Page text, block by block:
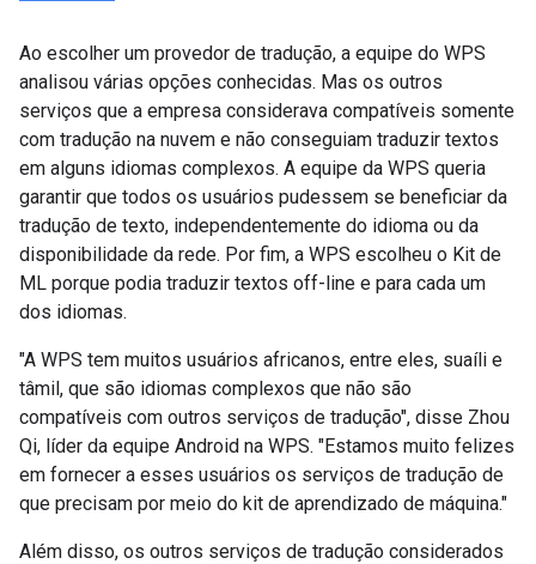
Ao escolher um provedor de tradução, a equipe do WPS
analisou várias opções conhecidas. Mas os outros
serviços que a empresa considerava compatíveis somente
com tradução na nuvem e não conseguiam traduzir textos
em alguns idiomas complexos. A equipe da WPS queria
garantir que todos os usuários pudessem se beneficiar da
tradução de texto, independentemente do idioma ou da
disponibilidade da rede. Por fim, a WPS escolheu o Kit de
ML porque podia traduzir textos off-line e para cada um
dos idiomas.
"A WPS tem muitos usuários africanos, entre eles, suaíli e
tâmil, que são idiomas complexos que não são
compatíveis com outros serviços de tradução", disse Zhou
Qi, líder da equipe Android na WPS. "Estamos muito felizes
em fornecer a esses usuários os serviços de tradução de
que precisam por meio do kit de aprendizado de máquina."
Além disso, os outros serviços de tradução considerados